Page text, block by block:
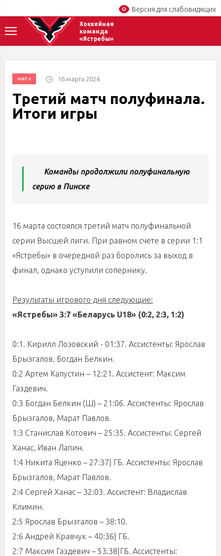
Версия для слабовидящих
Хоккейная
команда
«Ястребы»
МАТЧ 16 марта 2024
Третий матч полуфинала.
Итоги игры
Команды продолжили полуфинальную
серию в Пинске
16 марта состоялся третий матч полуфинальной
серии Высшей лиги. При равном счете в серии 1:1
«Ястребы» в очередной раз боролись за выход в
финал, однако уступили сопернику.
Результаты игрового дня следующие:
«Ястребы» 3:7 «Беларусь U18» (0:2, 2:3, 1:2)
0:1. Кирилл Лозовский - 01:37. Ассистенты: Ярослав
Брызгалов, Богдан Белкин.
0:2 Артем Капустин – 12:21. Ассистент: Максим
Газдевич.
0:3 Богдан Белкин (Ш) – 21:06. Ассистенты: Ярослав
Брызгалов, Марат Павлов.
1:3 Станислав Котович – 25:35. Ассистенты: Сергей
Ханас, Иван Лапин.
1:4 Никита Яценко – 27:37| ГБ. Ассистенты: Ярослав
Брызгалов, Марат Павлов.
2:4 Сергей Ханас – 32:03. Ассистент: Владислав
Климин.
2:5 Ярослав Брызгалов – 38:10.
2:6 Андрей Кравчук – 40:36| ГБ.
2:7 Максим Газдевич – 53:38|ГБ. Ассистенты: